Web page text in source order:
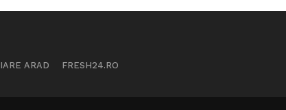
ARAD FRESH24.RO